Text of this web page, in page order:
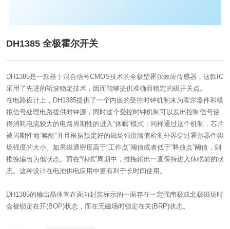
DH1385 全极霍尔开关
DH1385是一款基于混合信号CMOS技术的全极型霍尔效应传感器，这款IC
采用了先进的斩波稳定技术，因而能够提供准确而稳定的磁开关点。
在电路设计上，DH1385提供了一个内嵌的受控时钟机制来为霍尔器件和模
拟信号处理电路提供时钟源，同时这个受控时钟机制可以发出控制信号使
得消耗电流较大的电路周期性的进入“休眠”模式；同样通过这个机制，芯片
被周期性地“唤醒”并且根据预定好的磁场强度阈值检测外界穿过霍尔器件磁
场强度的大小。如果磁通密度高于“工作点”阈值或者低于“释放点”阈值，则
推挽输出为低状态。而在“休眠”周期中，推挽输出一直保持进入休眠前的状
态。这种设计在电池供电应用中更有利于长时间使用。
DH1385的输出晶体管在面向封装标示的一面存在一定强南极或北极磁场时
会被锁定在开(BOP)状态，而在无磁场时锁定在关(BRP)状态。